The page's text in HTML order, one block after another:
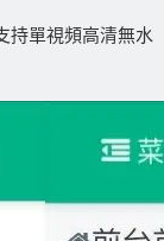
持單視頻高清無水